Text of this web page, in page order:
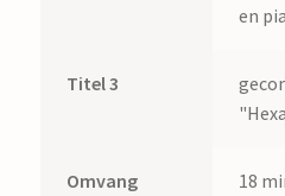
en
Titel 3
Omvang 18